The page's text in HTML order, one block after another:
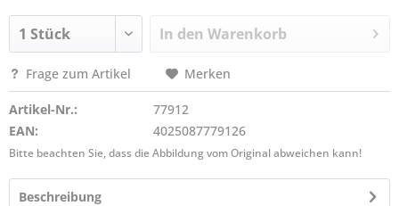
In den Warenkorb
Frage zum Artikel Merken
Artikel-Nr.:
77912
EAN:
4025087779126
Bitte beachten Sie, dass die Abbildung vom Original abweichen kann!
Beschreibung